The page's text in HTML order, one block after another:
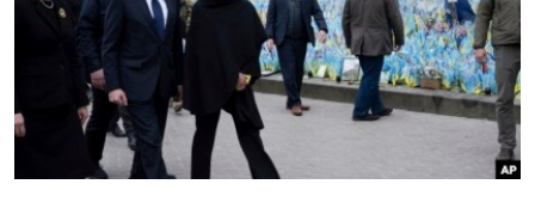
ᲡᲢᲣᲓᲘᲐ ᲕᲐᲨᲘᲜᲒᲢᲝᲜᲘ
ᲔᲙᲝᲜᲝᲛᲘᲙᲐ
ᲯᲐᲜᲛᲠᲗᲔᲚᲝᲑᲐ
ᲛᲔᲪᲜᲘᲔᲠᲔᲑᲐ
ᲘᲜᲢᲔᲠᲕᲘᲣ
Learning English
ᲗᲕᲐᲚᲘ ᲒᲕᲐᲓᲔᲕᲜᲔᲗ